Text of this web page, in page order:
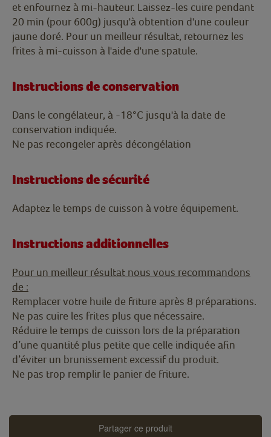
et enfournez à mi-hauteur. Laissez-les cuire pendant
20 min (pour 600g) jusqu'à obtention d'une couleur
jaune doré. Pour un meilleur résultat, retournez les
frites à mi-cuisson à l'aide d'une spatule.
Instructions de conservation
Dans le congélateur, à -18°C jusqu'à la date de
conservation indiquée.
Ne pas recongeler après décongélation
Instructions de sécurité
Adaptez le temps de cuisson à votre équipement.
Instructions additionnelles
Pour un meilleur résultat nous vous recommandons
de :
Remplacer votre huile de friture après 8 préparations.
Ne pas cuire les frites plus que nécessaire.
Réduire le temps de cuisson lors de la préparation
d’une quantité plus petite que celle indiquée afin
d’éviter un brunissement excessif du produit.
Ne pas trop remplir le panier de friture.
Partager ce produit